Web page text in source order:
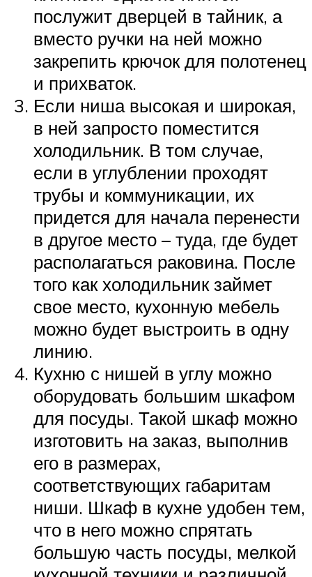
послужит дверцей в тайник, а
вместо ручки на ней можно
закрепить крючок для полотенец
и прихваток.
Если ниша высокая и широкая,
в ней запросто поместится
холодильник. В том случае,
если в углублении проходят
трубы и коммуникации, их
придется для начала перенести
в другое место – туда, где будет
располагаться раковина. После
того как холодильник займет
свое место, кухонную мебель
можно будет выстроить в одну
линию.
Кухню с нишей в углу можно
оборудовать большим шкафом
для посуды. Такой шкаф можно
изготовить на заказ, выполнив
его в размерах,
соответствующих габаритам
ниши. Шкаф в кухне удобен тем,
что в него можно спрятать
большую часть посуды, мелкой